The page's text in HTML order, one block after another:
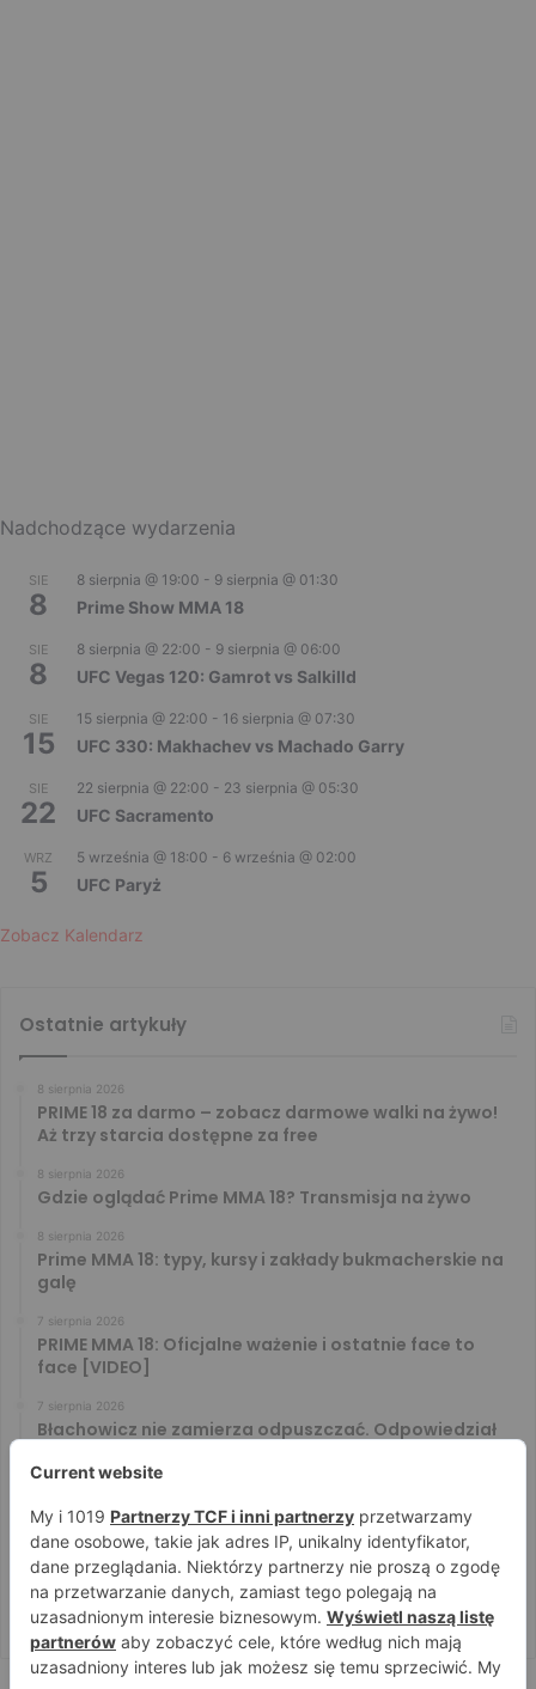
Nadchodzące wydarzenia
SIE
8
8 sierpnia @ 19:00 - 9 sierpnia @ 01:30
Prime Show MMA 18
SIE
8
8 sierpnia @ 22:00 - 9 sierpnia @ 06:00
UFC Vegas 120: Gamrot vs Salkilld
SIE
15
15 sierpnia @ 22:00 - 16 sierpnia @ 07:30
UFC 330: Makhachev vs Machado Garry
SIE
22
22 sierpnia @ 22:00 - 23 sierpnia @ 05:30
UFC Sacramento
WRZ
5
5 września @ 18:00 - 6 września @ 02:00
UFC Paryż
Zobacz Kalendarz
Ostatnie artykuły
8 sierpnia 2026
PRIME 18 za darmo – zobacz darmowe walki na żywo!
Aż trzy starcia dostępne za free
8 sierpnia 2026
Gdzie oglądać Prime MMA 18? Transmisja na żywo
8 sierpnia 2026
Prime MMA 18: typy, kursy i zakłady bukmacherskie na
galę
7 sierpnia 2026
PRIME MMA 18: Oficjalne ważenie i ostatnie face to
face [VIDEO]
7 sierpnia 2026
Błachowicz nie zamierza odpuszczać. Odpowiedział
Menedżer Gaethje zdradził plany mistrza UFC: Gdyby
zakończył karierę dzisiaj, byłbym…
7 sierpnia 2026
Vitalii Yakymenko będzie bronił pasa na XTB KSW 122!
Marcello Morelli przed kolejną wielką szansą